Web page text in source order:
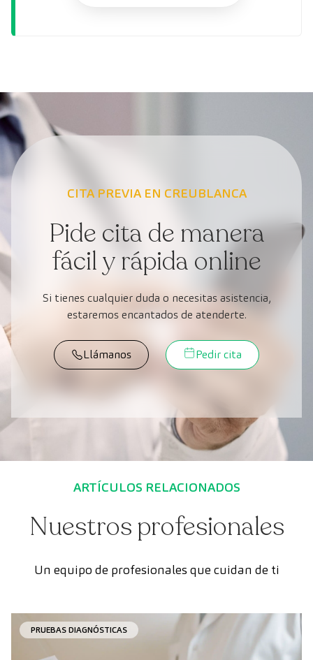
CITA PREVIA EN CREUBLANCA
Pide cita de manera
fácil y rápida online
Si tienes cualquier duda o necesitas asistencia,
estaremos encantados de atenderte.
Llámanos Pedir cita
ARTÍCULOS RELACIONADOS
Nuestros profesionales
Un equipo de profesionales que cuidan de ti
PRUEBAS DIAGNÓSTICAS